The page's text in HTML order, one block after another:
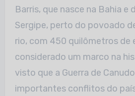
Barris, que nasce na Bahia e
Sergipe, perto do povoado
rio, com 450 quilômetros de
considerado um marco na
visto que a Guerra de
importantes conflitos do